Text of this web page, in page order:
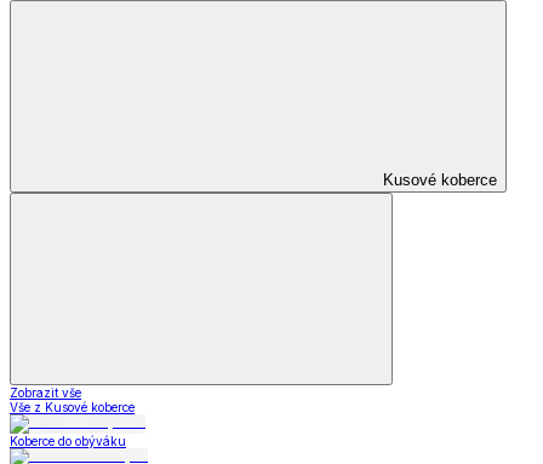
Kusové koberce
Zobrazit vše
Vše z Kusové koberce
Koberce do obýváku